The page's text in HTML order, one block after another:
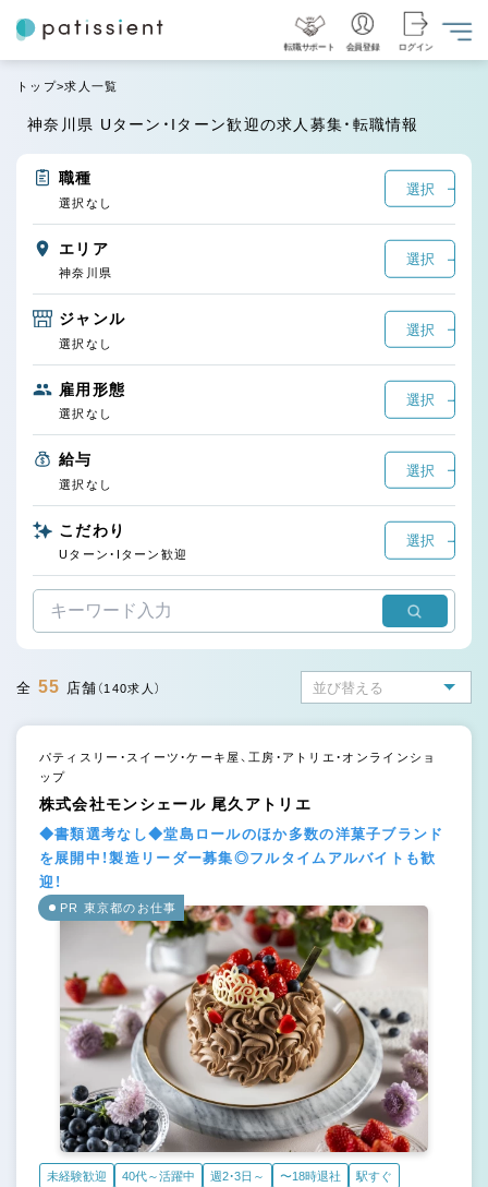
転職サポート 会員登録 ログイン
トップ 求人一覧
神奈川県 Uターン・Iターン歓迎の求人募集・転職情報
職種
選択
選択なし
エリア
選択
神奈川県
ジャンル
選択
選択なし
雇用形態
選択
選択なし
給与
選択
選択なし
こだわり
選択
Uターン・Iターン歓迎
全 55 店舗 （140求人）
パティスリー・スイーツ・ケーキ屋、工房・アトリエ・オンラインショ
ップ
株式会社モンシェール 尾久アトリエ
◆書類選考なし◆堂島ロールのほか多数の洋菓子ブランド
を展開中！製造リーダー募集◎フルタイムアルバイトも歓
迎！
PR 東京都のお仕事
未経験歓迎 40代～活躍中 週2・3日～ 〜18時退社 駅すぐ